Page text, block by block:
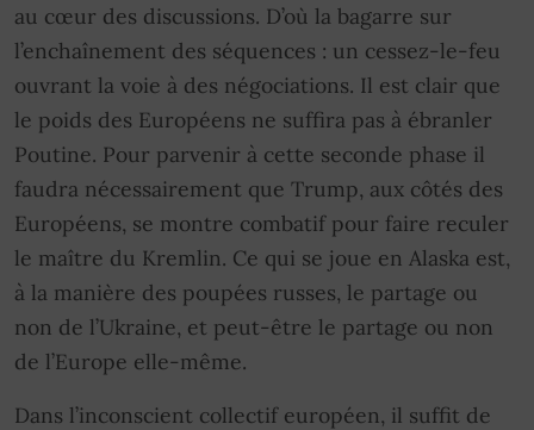
au cœur des discussions. D’où la bagarre sur
l’enchaînement des séquences : un cessez-le-feu
ouvrant la voie à des négociations. Il est clair que
le poids des Européens ne suffira pas à ébranler
Poutine. Pour parvenir à cette seconde phase il
faudra nécessairement que Trump, aux côtés des
Européens, se montre combatif pour faire reculer
le maître du Kremlin. Ce qui se joue en Alaska est,
à la manière des poupées russes, le partage ou
non de l’Ukraine, et peut-être le partage ou non
de l’Europe elle-même.
Dans l’inconscient collectif européen, il suffit de